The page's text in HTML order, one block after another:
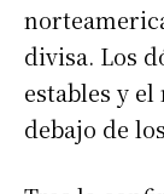
divisa. Los
estables y
debajo de